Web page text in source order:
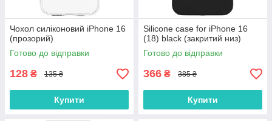
Чохол силіконовий iPhone 16
(прозорий)
Готово до відправки
128 ₴ 135 ₴
Купити
Silicone case for iPhone 16
(18) black (закритий низ)
Готово до відправки
366 ₴ 385 ₴
Купити